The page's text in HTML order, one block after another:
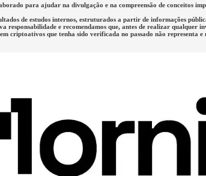
para ajudar na divulgação e na compreensão de conceitos
de estudos internos, estruturados a partir de informações
responsabilidade e recomendamos que, antes de realizar
criptoativos que tenha sido verificada no passado não